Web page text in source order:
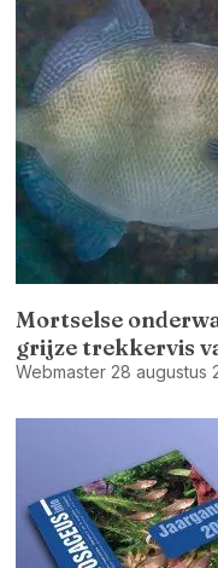
Mortselse
grijze trekkervis
Webmaster 28 augustus